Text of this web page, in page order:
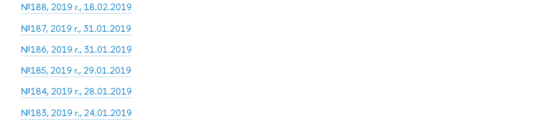
№188, 2019 г., 18.02.2019
№187, 2019 г., 31.01.2019
№186, 2019 г., 31.01.2019
№185, 2019 г., 29.01.2019
№184, 2019 г., 28.01.2019
№183, 2019 г., 24.01.2019